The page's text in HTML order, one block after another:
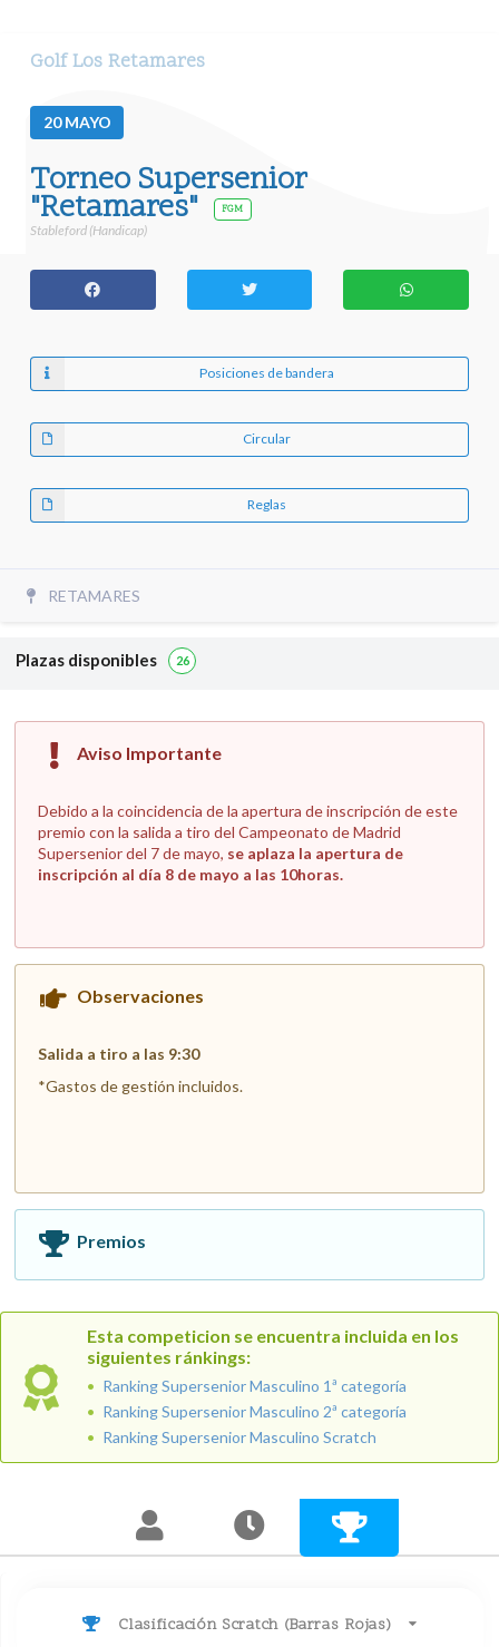
Golf Los Retamares
20MAYO
Torneo Supersenior
"Retamares" FGM
Stableford (Handicap)
Posiciones de bandera
Circular
Reglas
RETAMARES
Plazas disponibles 26
Aviso Importante
Debido a la coincidencia de la apertura de inscripción de este
premio con la salida a tiro del Campeonato de Madrid
Supersenior del 7 de mayo, se aplaza la apertura de
inscripción al día 8 de mayo a las 10horas.
Observaciones
Salida a tiro a las 9:30
*Gastos de gestión incluidos.
Premios
Esta competicion se encuentra incluida en los
siguientes ránkings:
Ranking Supersenior Masculino 1ª categoría
Ranking Supersenior Masculino 2ª categoría
Ranking Supersenior Masculino Scratch
Clasificación Scratch (Barras Rojas)